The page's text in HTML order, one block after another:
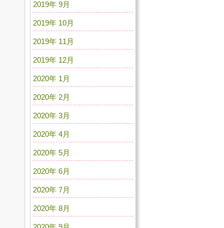
2019年 9月
2019年 10月
2019年 11月
2019年 12月
2020年 1月
2020年 2月
2020年 3月
2020年 4月
2020年 5月
2020年 6月
2020年 7月
2020年 8月